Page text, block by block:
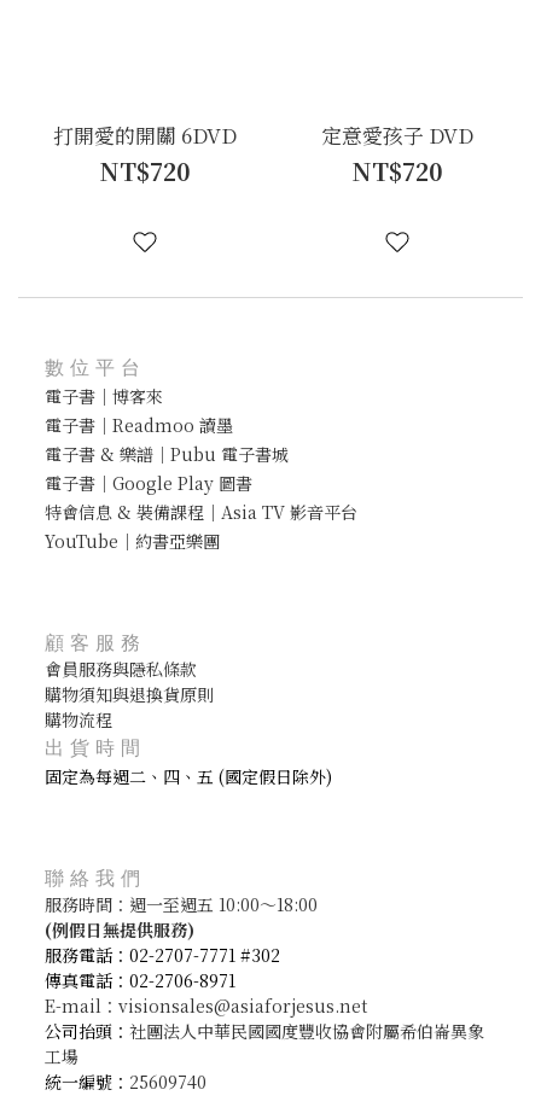
打開愛的開關 6DVD
NT$720
定意愛孩子 DVD
NT$720
數位平台
電子書｜博客來
電子書｜Readmoo 讀墨
電子書 & 樂譜｜Pubu 電子書城
電子書｜Google Play 圖書
特會信息 & 裝備課程｜Asia TV 影音平台
YouTube｜約書亞樂團
顧客服務
會員服務與隱私條款
購物須知與退換貨原則
購物流程
出貨時間
固定為每週二、四、五 (國定假日除外)
聯絡我們
服務時間：週一至週五 10:00～18:00
(例假日無提供服務)
服務電話：02-2707-7771 #302
傳真電話：02-2706-8971
E-mail：visionsales@asiaforjesus.net
公司抬頭： 社團法人中華民國國度豐收協會附屬希伯崙異象
工場
統一編號： 25609740